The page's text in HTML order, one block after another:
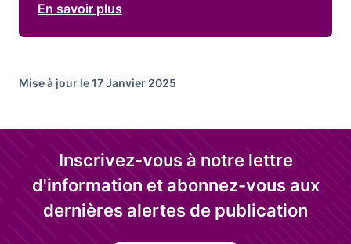
En savoir plus
Mise à jour le 17 Janvier 2025
Inscrivez-vous à notre lettre
d'information et abonnez-vous aux
dernières alertes de publication